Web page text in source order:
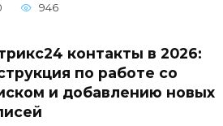
946
контакты в 2026:
по работе со
и добавлению новых